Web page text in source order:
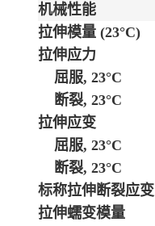
机械性能
拉伸模量 (23°C)
拉伸应力
屈服, 23°C
断裂, 23°C
拉伸应变
屈服, 23°C
断裂, 23°C
标称拉伸断裂应变
拉伸蠕变模量